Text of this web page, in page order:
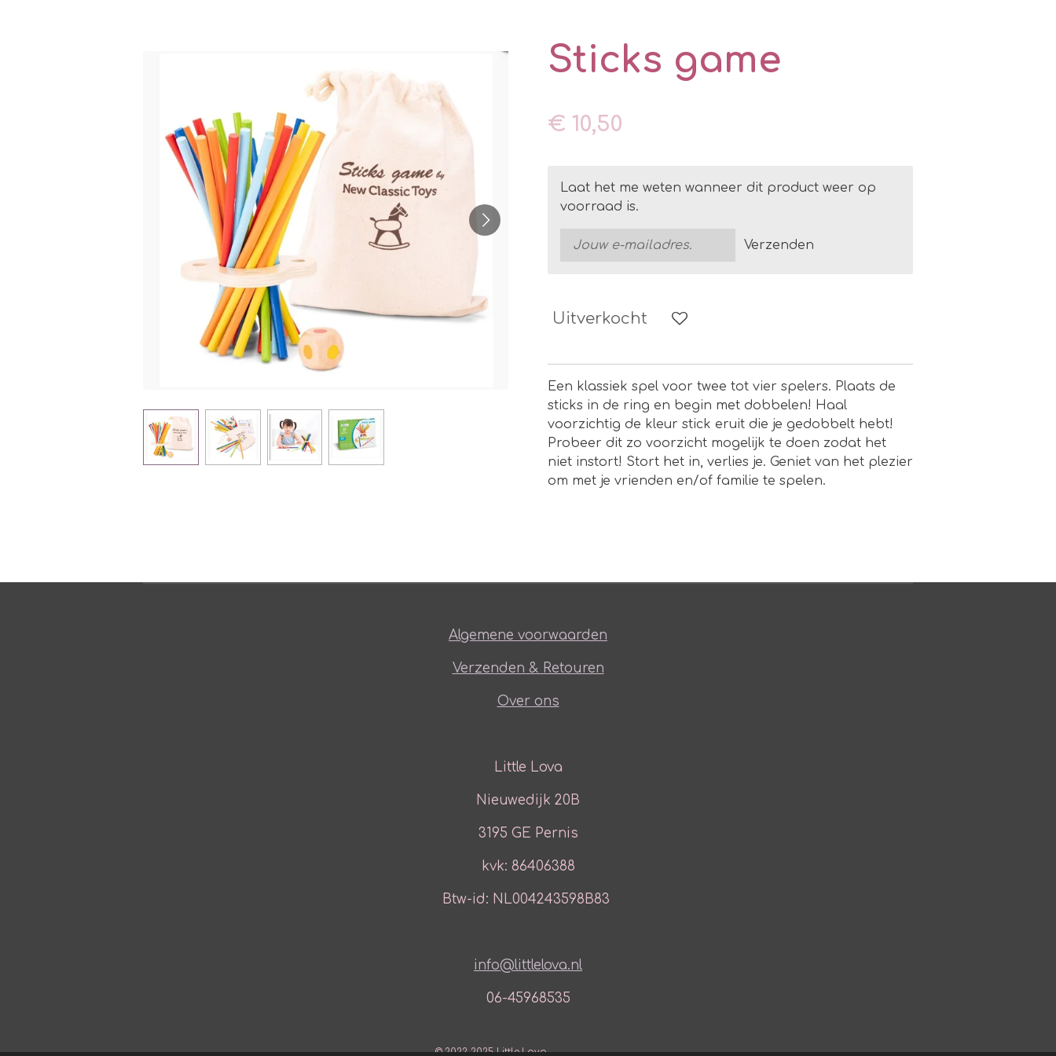
Sticks game
€ 10,50
Laat het me weten wanneer dit product weer op
voorraad is.
Verzenden
Uitverkocht
Een klassiek spel voor twee tot vier spelers. Plaats de
sticks in de ring en begin met dobbelen! Haal
voorzichtig de kleur stick eruit die je gedobbelt hebt!
Probeer dit zo voorzicht mogelijk te doen zodat het
niet instort! Stort het in, verlies je. Geniet van het plezier
om met je vrienden en/of familie te spelen.
Algemene voorwaarden
Verzenden & Retouren
Over ons
Little Lova
Nieuwedijk 20B
3195 GE Pernis
kvk: 86406388
Btw-id: NL004243598B83
info@littlelova.nl
06-45968535
© 2022-2025 Little Lova